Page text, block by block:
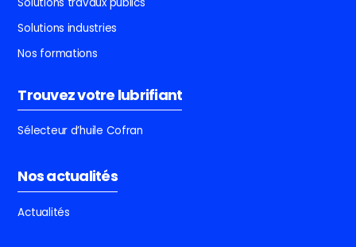
Solutions industries
Nos formations
Trouvez votre lubrifiant
Sélecteur d’huile Cofran
Nos actualités
Actualités